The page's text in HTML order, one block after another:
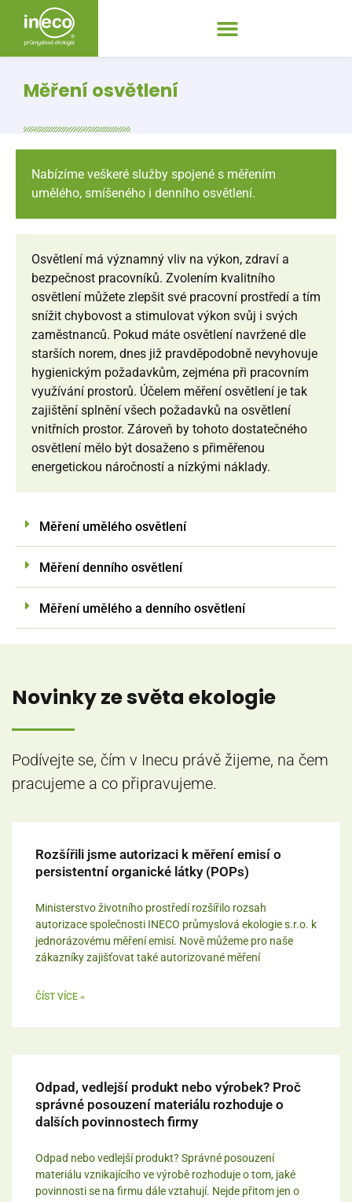
Měření osvětlení
Nabízíme veškeré služby spojené s měřením
umělého, smíšeného i denního osvětlení.
Osvětlení má významný vliv na výkon, zdraví a
bezpečnost pracovníků. Zvolením kvalitního
osvětlení můžete zlepšit své pracovní prostředí a tím
snížit chybovost a stimulovat výkon svůj i svých
zaměstnanců. Pokud máte osvětlení navržené dle
starších norem, dnes již pravděpodobně nevyhovuje
hygienickým požadavkům, zejména při pracovním
využívání prostorů. Účelem měření osvětlení je tak
zajištění splnění všech požadavků na osvětlení
vnitřních prostor. Zároveň by tohoto dostatečného
osvětlení mělo být dosaženo s přiměřenou
energetickou náročností a nízkými náklady.
Měření umělého osvětlení
Měření denního osvětlení
Měření umělého a denního osvětlení
Novinky ze světa ekologie
Podívejte se, čím v Inecu právě žijeme, na čem
pracujeme a co připravujeme.
Rozšířili jsme autorizaci k měření emisí o
persistentní organické látky (POPs)
Ministerstvo životního prostředí rozšířilo rozsah
autorizace společnosti INECO průmyslová ekologie s.r.o. k
jednorázovému měření emisí. Nově můžeme pro naše
zákazníky zajišťovat také autorizované měření
ČÍST VÍCE »
Odpad, vedlejší produkt nebo výrobek? Proč
správné posouzení materiálu rozhoduje o
dalších povinnostech firmy
Odpad nebo vedlejší produkt? Správné posouzení
materiálu vznikajícího ve výrobě rozhoduje o tom, jaké
povinnosti se na firmu dále vztahují. Nejde přitom jen o